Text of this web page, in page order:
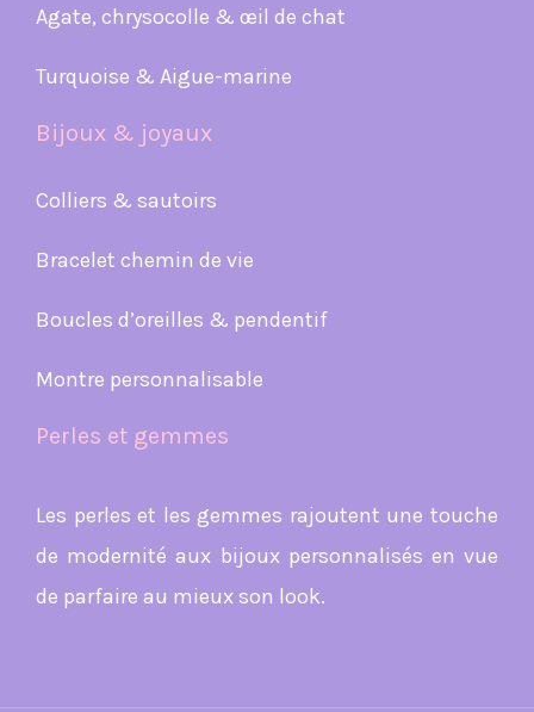
Agate, chrysocolle & œil de chat
Turquoise & Aigue-marine
Bijoux & joyaux
Colliers & sautoirs
Bracelet chemin de vie
Boucles d’oreilles & pendentif
Montre personnalisable
Perles et gemmes
Les perles et les gemmes rajoutent une touche
de modernité aux bijoux personnalisés en vue
de parfaire au mieux son look.